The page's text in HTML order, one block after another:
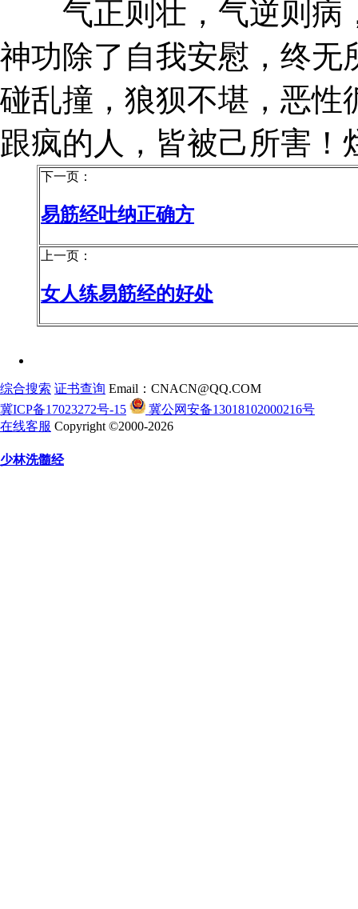
气正则壮，气逆则病
神功除了自我安慰，终无
碰乱撞，狼狈不堪，恶性
跟疯的人，皆被己所害
下一页：
易筋经吐纳正确方
上一页：
女人练易筋经的好处
综合搜索 证书查询 Email：CNACN@QQ.COM
冀ICP备17023272号-15
冀公网安备13018102000216号
在线客服 Copyright ©2000-2026
少林洗髓经